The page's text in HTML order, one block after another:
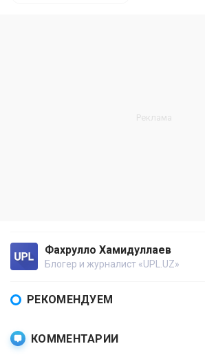
Фахрулло Хамидуллаев
Блогер и журналист «UPL.UZ»
РЕКОМЕНДУЕМ
КОММЕНТАРИИ